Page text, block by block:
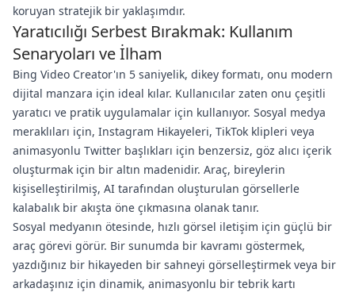
koruyan stratejik bir yaklaşımdır.
Yaratıcılığı Serbest Bırakmak: Kullanım
Senaryoları ve İlham
Bing Video Creator'ın 5 saniyelik, dikey formatı, onu modern
dijital manzara için ideal kılar. Kullanıcılar zaten onu çeşitli
yaratıcı ve pratik uygulamalar için kullanıyor. Sosyal medya
meraklıları için, Instagram Hikayeleri, TikTok klipleri veya
animasyonlu Twitter başlıkları için benzersiz, göz alıcı içerik
oluşturmak için bir altın madenidir. Araç, bireylerin
kişiselleştirilmiş, AI tarafından oluşturulan görsellerle
kalabalık bir akışta öne çıkmasına olanak tanır.
Sosyal medyanın ötesinde, hızlı görsel iletişim için güçlü bir
araç görevi görür. Bir sunumda bir kavramı göstermek,
yazdığınız bir hikayeden bir sahneyi görselleştirmek veya bir
arkadaşınız için dinamik, animasyonlu bir tebrik kartı